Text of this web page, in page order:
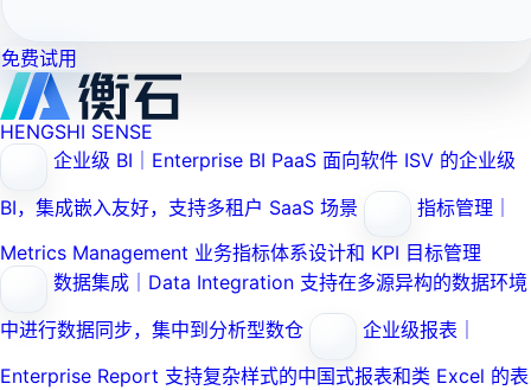
免费试用
HENGSHI SENSE
企业级 BI｜Enterprise BI PaaS 面向软件 ISV 的企业级
BI，集成嵌入友好，支持多租户 SaaS 场景
指标管理｜
Metrics Management 业务指标体系设计和 KPI 目标管理
数据集成｜Data Integration 支持在多源异构的数据环境
中进行数据同步，集中到分析型数仓
企业级报表｜
Enterprise Report 支持复杂样式的中国式报表和类 Excel 的表